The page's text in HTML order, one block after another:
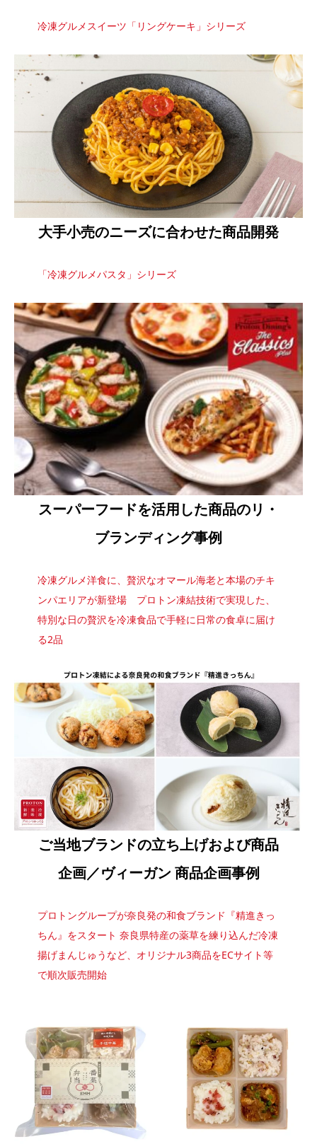
冷凍グルメスイーツ「リングケーキ」シリーズ
大手小売のニーズに合わせた商品開発
「冷凍グルメパスタ」シリーズ
スーパーフードを活用した商品のリ・
ブランディング事例
冷凍グルメ洋食に、贅沢なオマール海老と本場のチキ
ンパエリアが新登場 プロトン凍結技術で実現した、
特別な日の贅沢を冷凍食品で手軽に日常の食卓に届け
る2品
ご当地ブランドの立ち上げおよび商品
企画／ヴィーガン 商品企画事例
プロトングループが奈良発の和食ブランド『精進きっ
ちん』をスタート 奈良県特産の薬草を練り込んだ冷凍
揚げまんじゅうなど、オリジナル3商品をECサイト等
で順次販売開始